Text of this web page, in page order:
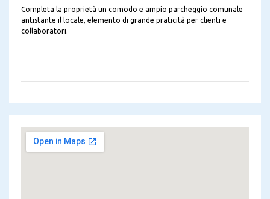
Completa la proprietà un comodo e ampio parcheggio comunale
antistante il locale, elemento di grande praticità per clienti e
collaboratori.